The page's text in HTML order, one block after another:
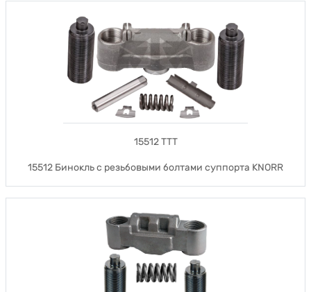
15512 TTT
15512 Бинокль с резьбовыми болтами суппорта KNORR